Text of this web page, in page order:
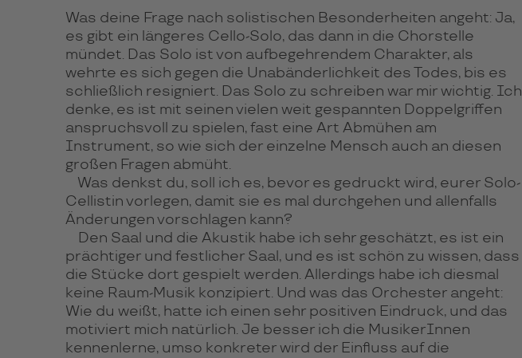
Was deine Frage nach solistischen Besonderheiten angeht: Ja,
es gibt ein längeres Cello-Solo, das dann in die Chorstelle
mündet. Das Solo ist von aufbegehrendem Charakter, als
wehrte es sich gegen die Unabänderlichkeit des Todes, bis es
schließlich resigniert. Das Solo zu schreiben war mir wichtig. Ich
denke, es ist mit seinen vielen weit gespannten Doppelgriffen
anspruchsvoll zu spielen, fast eine Art Abmühen am
Instrument, so wie sich der einzelne Mensch auch an diesen
großen Fragen abmüht.
Was denkst du, soll ich es, bevor es gedruckt wird, eurer Solo-
Cellistin vorlegen, damit sie es mal durchgehen und allenfalls
Änderungen vorschlagen kann?
Den Saal und die Akustik habe ich sehr geschätzt, es ist ein
prächtiger und festlicher Saal, und es ist schön zu wissen, dass
die Stücke dort gespielt werden. Allerdings habe ich diesmal
keine Raum-Musik konzipiert. Und was das Orchester angeht:
Wie du weißt, hatte ich einen sehr positiven Eindruck, und das
motiviert mich natürlich. Je besser ich die MusikerInnen
kennenlerne, umso konkreter wird der Einfluss auf die